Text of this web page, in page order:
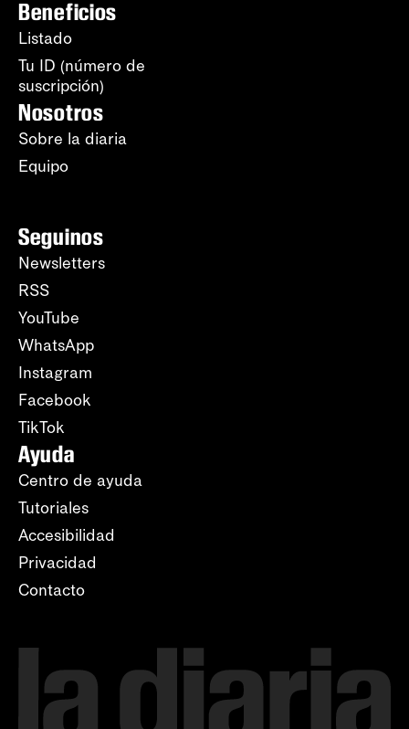
Beneficios
Listado
Tu ID (número de
suscripción)
Nosotros
Sobre la diaria
Equipo
Seguinos
Newsletters
RSS
YouTube
WhatsApp
Instagram
Facebook
TikTok
Ayuda
Centro de ayuda
Tutoriales
Accesibilidad
Privacidad
Contacto